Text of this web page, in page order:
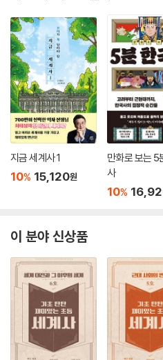
· 교과연계
3학년 1학기 국어(국정) : 4. 중요한 내
4학년 1학기 국어(국정) : 1. 깊이 있게
5학년 1학기 국어(국정) : 독서 단원.
5학년 2학기 국어(국정) : 7. 중요한
6학년 1학기 국어(국정) : 8. 인물의 삶
지금 세계사 1
10% 15,120원
만화로 보는 5
사
10%
이 분야 신상품